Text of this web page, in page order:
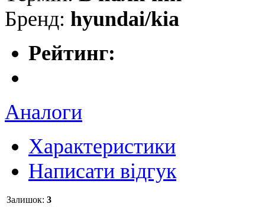
Бренд: hyundai/kia
Рейтинг:
Аналоги
Характеристики
Написати відгук
Залишок: 3